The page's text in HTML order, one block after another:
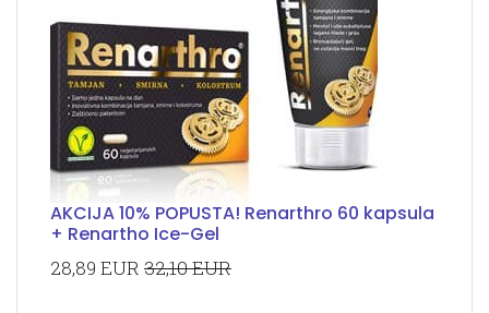
AKCIJA 10% POPUSTA! Renarthro 60 kapsula
+ Renartho Ice-Gel
28,89 EUR 32,10 EUR